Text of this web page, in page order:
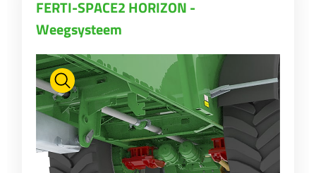
FERTI-SPACE2 HORIZON -
Weegsysteem